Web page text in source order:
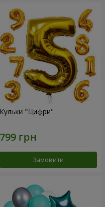
Кульки "Цифри"
Замовити